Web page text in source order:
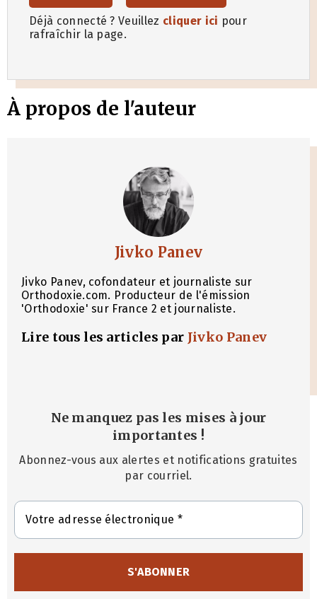
Déjà connecté ? Veuillez cliquer ici pour
rafraîchir la page.
À propos de l'auteur
Jivko Panev
Jivko Panev, cofondateur et journaliste sur
Orthodoxie.com. Producteur de l'émission
'Orthodoxie' sur France 2 et journaliste.
Lire tous les articles par Jivko Panev
Ne manquez pas les mises à jour
importantes !
Abonnez-vous aux alertes et notifications gratuites
par courriel.